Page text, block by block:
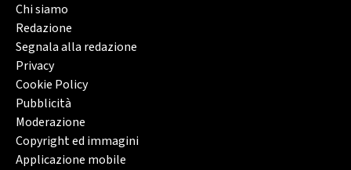
Chi siamo
Redazione
Segnala alla redazione
Privacy
Cookie Policy
Pubblicità
Moderazione
Copyright ed immagini
Applicazione mobile